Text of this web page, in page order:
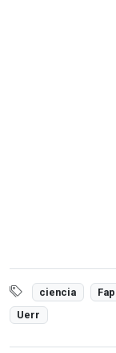
ciencia
Uerr